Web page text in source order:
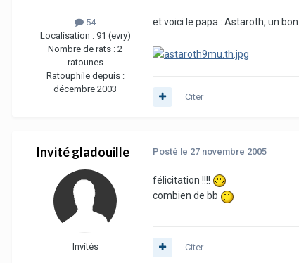
54
Localisation : 91 (evry)
Nombre de rats : 2
ratounes
Ratouphile depuis :
décembre 2003
et voici le papa : Astaroth, un
Citer
Invité gladouille
Invités
Posté le 27 novembre 2005
félicitation !!!!
combien de bb
Citer